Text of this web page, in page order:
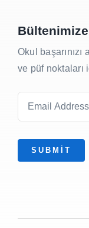
Okul başarınızı
ve püf noktaları
SUBMIT